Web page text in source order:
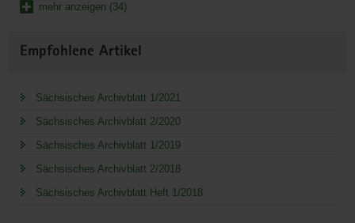
mehr anzeigen (34)
Empfohlene Artikel
Sächsisches Archivblatt 1/2021
Sächsisches Archivblatt 2/2020
Sächsisches Archivblatt 1/2019
Sächsisches Archivblatt 2/2018
Sächsisches Archivblatt Heft 1/2018